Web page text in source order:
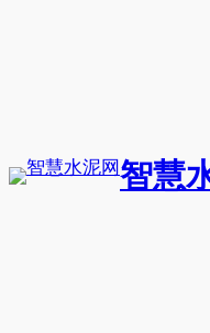
智慧